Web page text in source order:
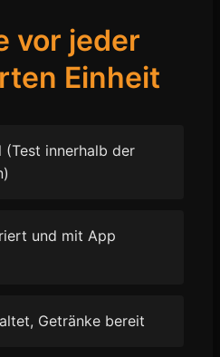
vor jeder
Einheit
(Test innerhalb der
und mit App
Getränke bereit